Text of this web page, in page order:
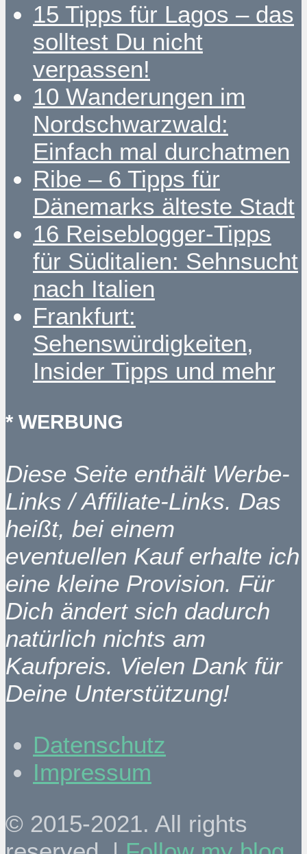
15 Tipps für Lagos – das
solltest Du nicht
verpassen!
10 Wanderungen im
Nordschwarzwald:
Einfach mal durchatmen
Ribe – 6 Tipps für
Dänemarks älteste Stadt
16 Reiseblogger-Tipps
für Süditalien: Sehnsucht
nach Italien
Frankfurt:
Sehenswürdigkeiten,
Insider Tipps und mehr
* WERBUNG
Diese Seite enthält Werbe-
Links / Affiliate-Links. Das
heißt, bei einem
eventuellen Kauf erhalte ich
eine kleine Provision. Für
Dich ändert sich dadurch
natürlich nichts am
Kaufpreis. Vielen Dank für
Deine Unterstützung!
Datenschutz
Impressum
© 2015-2021. All rights